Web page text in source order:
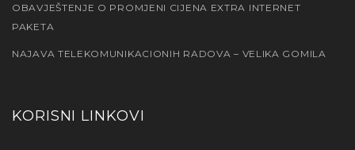
OBAVJEŠTENJE O PROMJENI CIJENA EXTRA INTERNET
PAKETA
NAJAVA TELEKOMUNIKACIONIH RADOVA – VELIKA GOMILA
KORISNI LINKOVI